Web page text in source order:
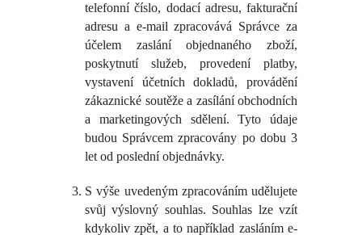
telefonní číslo, dodací adresu, fakturační
adresu a e-mail zpracovává Správce za
účelem zaslání objednaného zboží,
poskytnutí služeb, provedení platby,
vystavení účetních dokladů, provádění
zákaznické soutěže a zasílání obchodních
a marketingových sdělení. Tyto údaje
budou Správcem zpracovány po dobu 3
let od poslední objednávky.
S výše uvedeným zpracováním udělujete
svůj výslovný souhlas. Souhlas lze vzít
kdykoliv zpět, a to například zasláním e-